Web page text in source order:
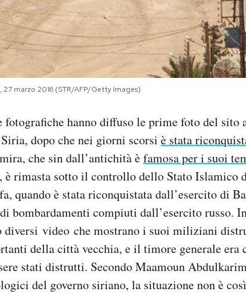
marzo 2016 (STR/AFP/Getty Images)
hanno diffuso le prime foto del sito
dopo che nei giorni scorsi è stata
che sin dall’antichità èfamosa per i suoi
, è rimasta sotto il controllo dello Stato Islamico
quando è stata riconquistata dall’esercito di
bombardamenti compiuti dall’esercito russo.
diversi video che mostrano i suoi miliziani
della città vecchia, e il timore generale era
stati distrutti. Secondo Maamoun
del governo siriano, la situazione non è